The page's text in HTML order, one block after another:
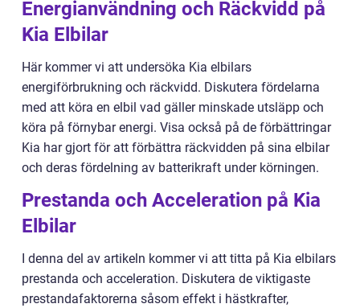
Energianvändning och Räckvidd på
Kia Elbilar
Här kommer vi att undersöka Kia elbilars
energiförbrukning och räckvidd. Diskutera fördelarna
med att köra en elbil vad gäller minskade utsläpp och
köra på förnybar energi. Visa också på de förbättringar
Kia har gjort för att förbättra räckvidden på sina elbilar
och deras fördelning av batterikraft under körningen.
Prestanda och Acceleration på Kia
Elbilar
I denna del av artikeln kommer vi att titta på Kia elbilars
prestanda och acceleration. Diskutera de viktigaste
prestandafaktorerna såsom effekt i hästkrafter,